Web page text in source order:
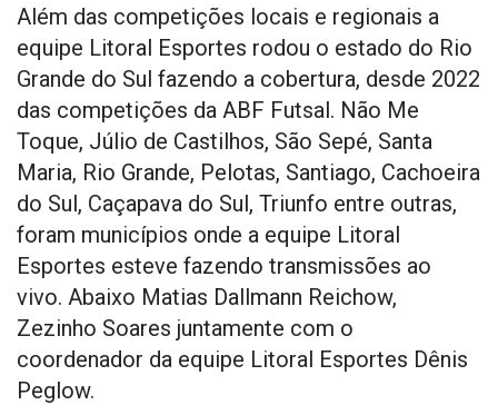
Além das competições locais e regionais a
equipe Litoral Esportes rodou o estado do Rio
Grande do Sul fazendo a cobertura, desde 2022
das competições da ABF Futsal. Não Me
Toque, Júlio de Castilhos, São Sepé, Santa
Maria, Rio Grande, Pelotas, Santiago, Cachoeira
do Sul, Caçapava do Sul, Triunfo entre outras,
foram municípios onde a equipe Litoral
Esportes esteve fazendo transmissões ao
vivo. Abaixo Matias Dallmann Reichow,
Zezinho Soares juntamente com o
coordenador da equipe Litoral Esportes Dênis
Peglow.